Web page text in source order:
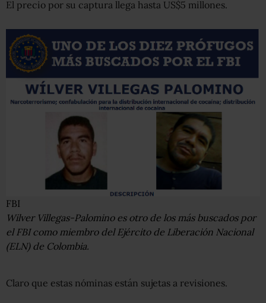
El precio por su captura llega hasta US$5 millones.
FBI
Wilver Villegas-Palomino es otro de los más buscados por
el FBI como miembro del Ejército de Liberación Nacional
(ELN) de Colombia.
Claro que estas nóminas están sujetas a revisiones.